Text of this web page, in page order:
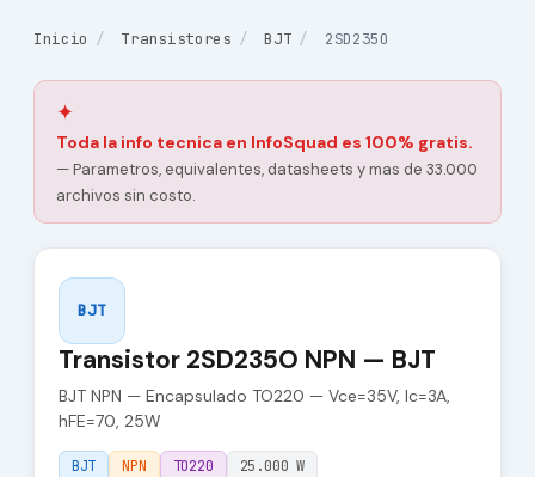
Inicio / Transistores / BJT / 2SD235O
✦
Toda la info tecnica en InfoSquad es 100% gratis.
— Parametros, equivalentes, datasheets y mas de 33.000
archivos sin costo.
BJT
Transistor 2SD235O NPN — BJT
BJT NPN — Encapsulado TO220 — Vce=35V, Ic=3A,
hFE=70, 25W
BJT NPN TO220 25.000 W